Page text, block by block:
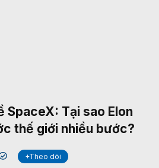
SpaceX: Tại sao Elon
thế giới nhiều bước?
+Theo dõi